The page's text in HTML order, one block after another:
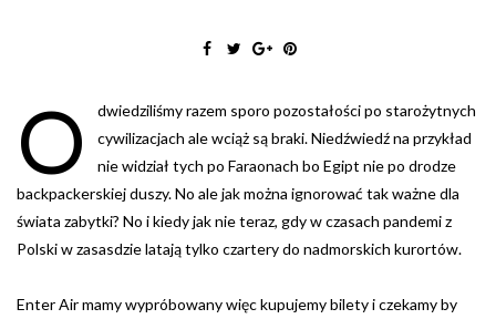
O
dwiedziliśmy razem sporo pozostałości po starożytnych
cywilizacjach ale wciąż są braki. Niedźwiedź na przykład
nie widział tych po Faraonach bo Egipt nie po drodze
backpackerskiej duszy. No ale jak można ignorować tak ważne dla
świata zabytki? No i kiedy jak nie teraz, gdy w czasach pandemi z
Polski w zasasdzie latają tylko czartery do nadmorskich kurortów.
Enter Air mamy wypróbowany więc kupujemy bilety i czekamy by